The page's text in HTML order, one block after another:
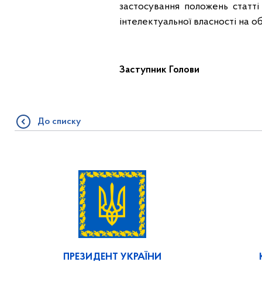
застосування положень
інтелектуальної власності на
Заступник
До списку
ПРЕЗИДЕНТ УКРАЇНИ